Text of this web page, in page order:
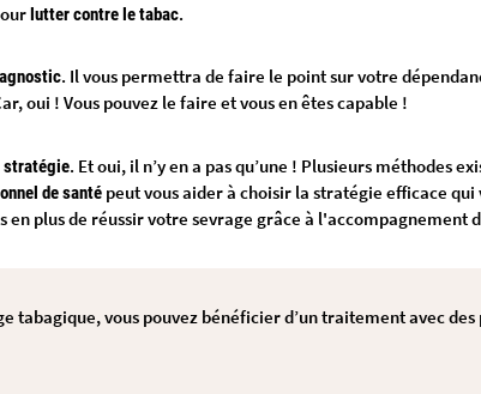
lutter contre le tabac.
. Il vous permettra de faire le point sur votre
oui ! Vous pouvez le faire et vous en êtes capable !
stratégie. Et oui, il n’y en a pas qu’une ! Plusieurs méthodes
de santé peut vous aider à choisir la stratégie efficace
en plus de réussir votre sevrage grâce à l'accompagnement
tabagique, vous pouvez bénéficier d’un traitement avec des